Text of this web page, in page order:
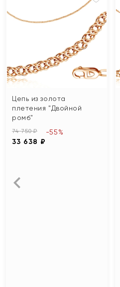
Цепь из золота
плетения "Двойной
ромб"
74 750 ₽
33 638 ₽
-55%